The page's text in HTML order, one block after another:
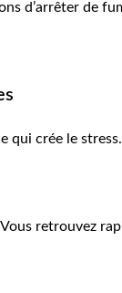
d’arrêter de
qui crée le
retrouvez